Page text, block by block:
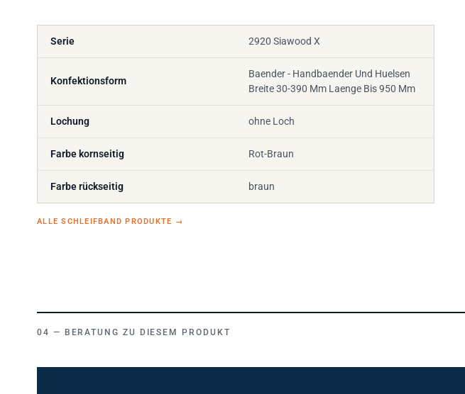
Serie 2920 Siawood X
Konfektionsform
Baender - Handbaender Und Huelsen
Breite 30-390 Mm Laenge Bis 950 Mm
Lochung ohne Loch
Farbe kornseitig Rot-Braun
Farbe rückseitig braun
BERATUNG ZU DIESEM PRODUKT